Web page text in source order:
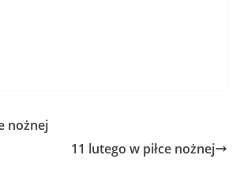
nożnej
11 lutego w piłce nożnej